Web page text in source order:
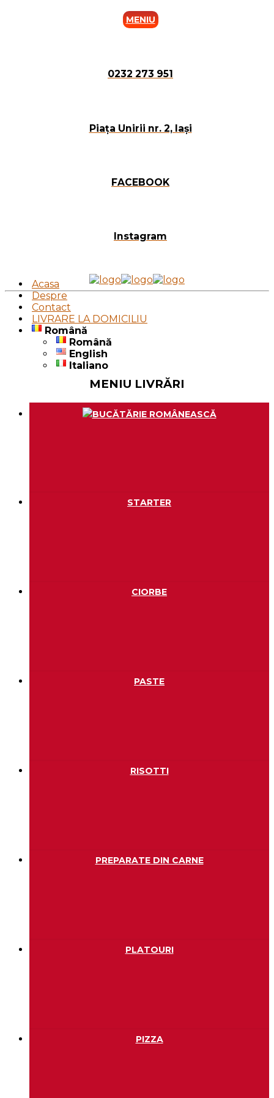
MENIU
0232 273 951
Piața Unirii nr. 2, Iași
FACEBOOK
Instagram
Acasa
Despre
Contact
LIVRARE LA DOMICILIU
Română
Română
English
Italiano
MENIU LIVRĂRI
BUCĂTĂRIE ROMÂNEASCĂ
STARTER
CIORBE
PASTE
RISOTTI
PREPARATE DIN CARNE
PLATOURI
PIZZA